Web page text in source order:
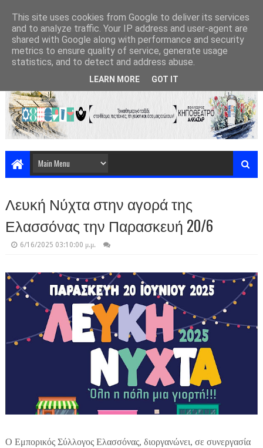
Λευκή Νύχτα στην αγορά της
Ελασσόνας την Παρασκευή 20/6
6/16/2025 03:10:00 μ.μ.
Ο Εμπορικός Σύλλογος Ελασσόνας, διοργανώνει, σε συνεργασία
This site uses cookies from Google to deliver its services
and to analyze traffic. Your IP address and user-agent are
shared with Google along with performance and security
metrics to ensure quality of service, generate usage
statistics, and to detect and address abuse.
LEARN MORE GOT IT